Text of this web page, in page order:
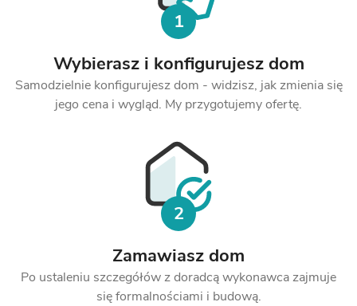
1
Wybierasz i konfigurujesz dom
Samodzielnie konfigurujesz dom - widzisz, jak zmienia się
jego cena i wygląd. My przygotujemy ofertę.
2
Zamawiasz dom
Po ustaleniu szczegółów z doradcą wykonawca zajmuje
się formalnościami i budową.